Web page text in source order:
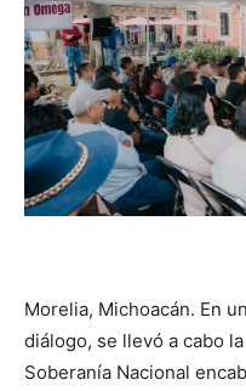
Morelia, Michoacán. En
diálogo, se llevó a cabo
Soberanía Nacional